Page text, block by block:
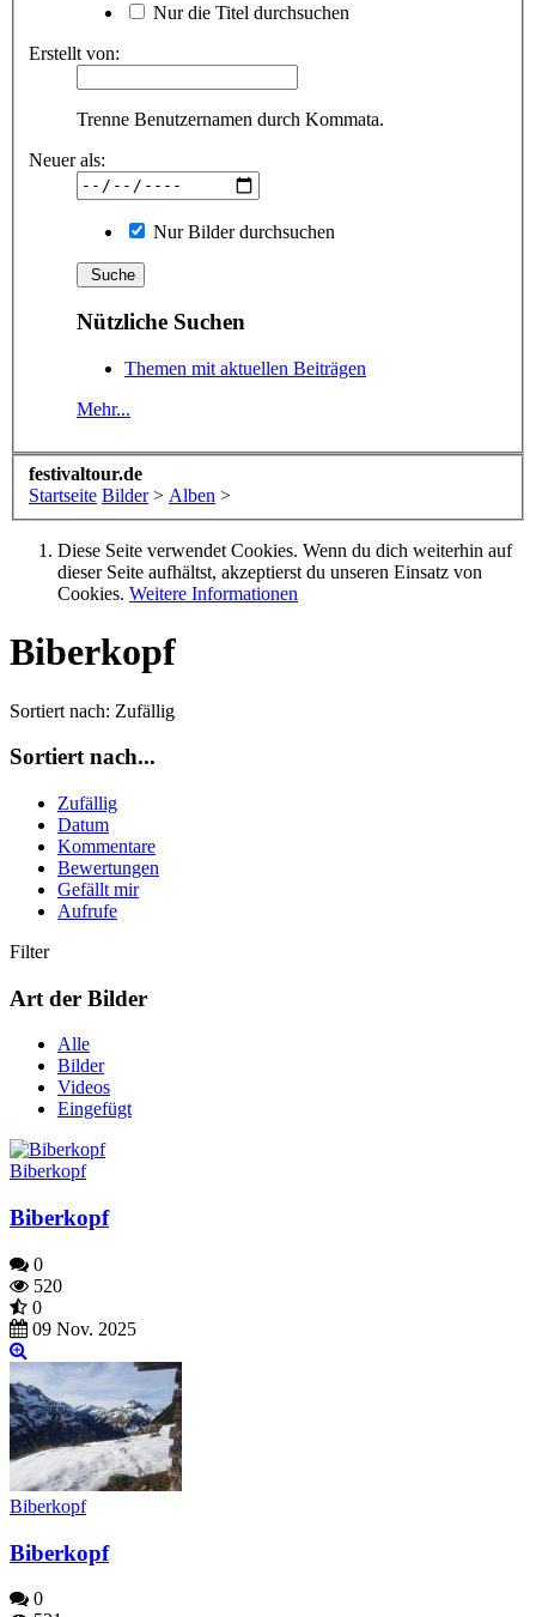
Nur die Titel durchsuchen
Erstellt von:
Trenne Benutzernamen durch Kommata.
Neuer als:
Nur Bilder durchsuchen
Nützliche Suchen
Themen mit aktuellen Beiträgen
Mehr...
festivaltour.de
Startseite Bilder > Alben >
Diese Seite verwendet Cookies. Wenn du dich weiterhin auf
dieser Seite aufhältst, akzeptierst du unseren Einsatz von
Cookies. Weitere Informationen
Biberkopf
Sortiert nach: Zufällig
Sortiert nach...
Zufällig
Datum
Kommentare
Bewertungen
Gefällt mir
Aufrufe
Filter
Art der Bilder
Alle
Bilder
Videos
Eingefügt
Biberkopf
Biberkopf
0
520
0
09 Nov. 2025
Biberkopf
Biberkopf
0